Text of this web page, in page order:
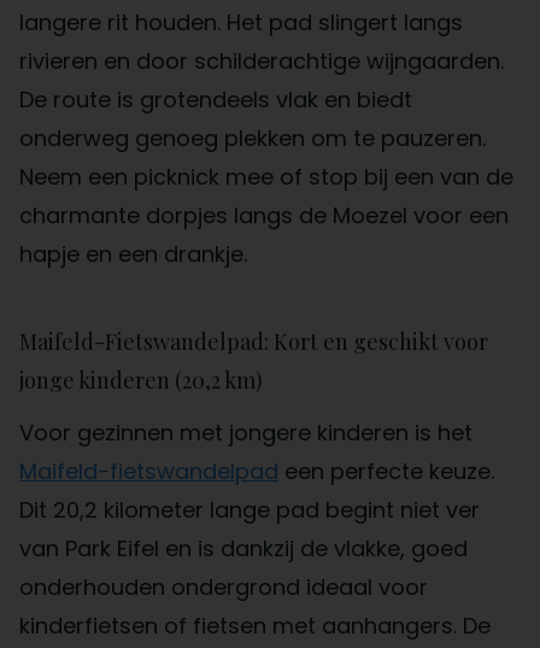
langere rit houden. Het pad slingert langs
rivieren en door schilderachtige wijngaarden.
De route is grotendeels vlak en biedt
onderweg genoeg plekken om te pauzeren.
Neem een picknick mee of stop bij een van de
charmante dorpjes langs de Moezel voor een
hapje en een drankje.
Maifeld-Fietswandelpad: Kort en geschikt voor
jonge kinderen (20,2 km)
Voor gezinnen met jongere kinderen is het
Maifeld-fietswandelpad een perfecte keuze.
Dit 20,2 kilometer lange pad begint niet ver
van Park Eifel en is dankzij de vlakke, goed
onderhouden ondergrond ideaal voor
kinderfietsen of fietsen met aanhangers. De